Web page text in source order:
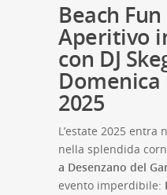
Beach
Aperitivo
con DJ
Domenica
2025
L’estate 2025 entra
nella splendida
a Desenzano del
evento imperdibile: